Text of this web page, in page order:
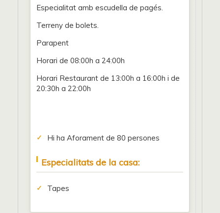
Especialitat amb escudella de pagés.
Terreny de bolets.
Parapent
Horari de 08:00h a 24:00h
Horari Restaurant de 13:00h a 16:00h i de
20:30h a 22:00h
Hi ha Aforament de 80 persones
Especialitats de la casa:
Tapes